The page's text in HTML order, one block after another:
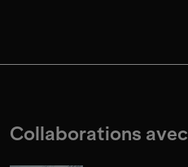
Collaborations avec